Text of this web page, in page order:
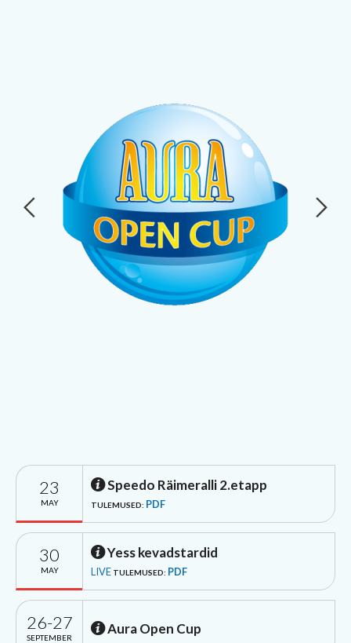
23
MAY
Speedo Räimeralli 2.etapp
TULEMUSED: PDF
30
MAY
Yess kevadstardid
LIVE TULEMUSED: PDF
26-27
SEPTEMBER
Aura Open Cup